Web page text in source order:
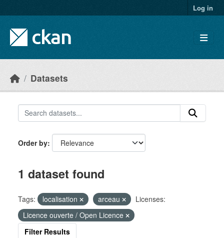
Log in
Datasets
Order by
1 dataset found
Tags: localisation arceau
Licenses:
Licence ouverte / Open Licence
Filter Results